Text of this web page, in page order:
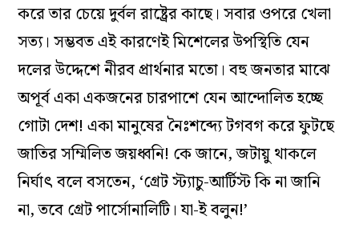
করে তার চেয়ে দুর্বল রাষ্ট্রের কাছে। সবার ওপরে খেলা
সত্য। সম্ভবত এই কারণেই মিশেলের উপস্থিতি যেন
দলের উদ্দেশে নীরব প্রার্থনার মতো। বহু জনতার মাঝে
অপূর্ব একা একজনের চারপাশে যেন আন্দোলিত হচ্ছে
গোটা দেশ! একা মানুষের নৈঃশব্দ্যে টগবগ করে ফুটছে
জাতির সম্মিলিত জয়ধ্বনি! কে জানে, জটায়ু থাকলে
নির্ঘাৎ বলে বসতেন, ‘গ্রেট স্ট্যাচু-আর্টিস্ট কি না জানি
না, তবে গ্রেট পার্সোনালিটি। যা-ই বলুন!’